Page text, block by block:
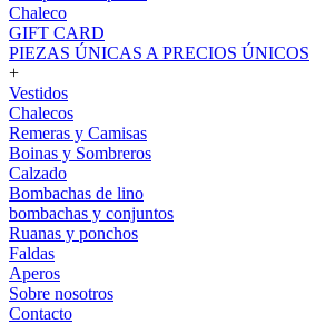
Chaleco
GIFT CARD
PIEZAS ÚNICAS A PRECIOS ÚNICOS
+
Vestidos
Chalecos
Remeras y Camisas
Boinas y Sombreros
Calzado
Bombachas de lino
bombachas y conjuntos
Ruanas y ponchos
Faldas
Aperos
Sobre nosotros
Contacto